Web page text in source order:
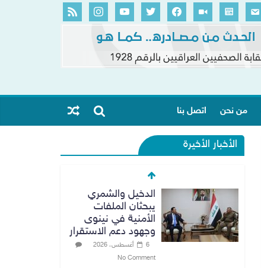
من نحن اتصل بنا
الأخبار الأخيرة
الدخيل والشمري
يبحثان الملفات
الأمنية في نينوى
وجهود دعم الاستقرار
6 أغسطس، 2026
No Comment